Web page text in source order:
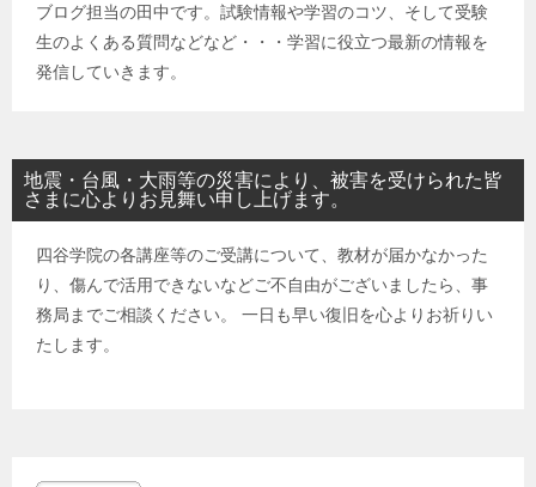
ブログ担当の田中です。試験情報や学習のコツ、そして受験
生のよくある質問などなど・・・学習に役立つ最新の情報を
発信していきます。
地震・台風・大雨等の災害により、被害を受けられた皆
さまに心よりお見舞い申し上げます。
四谷学院の各講座等のご受講について、教材が届かなかった
り、傷んで活用できないなどご不自由がございましたら、事
務局までご相談ください。 一日も早い復旧を心よりお祈りい
たします。